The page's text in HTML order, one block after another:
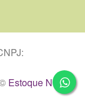
Estoque NOW.